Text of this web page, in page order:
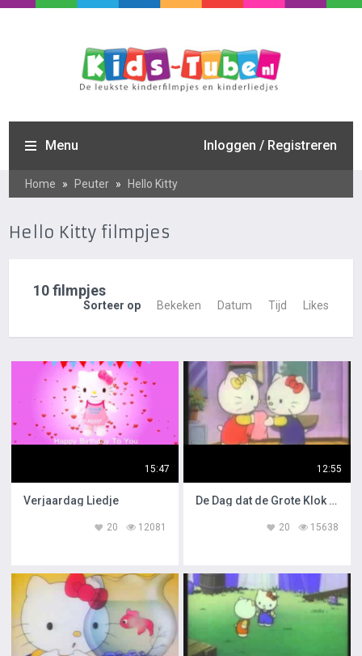
Menu Inloggen / Registreren
Home » Peuter » Hello Kitty
Hello Kitty filmpjes
10 filmpjes
Sorteer op Bekeken Datum Tijd Likes
15:47
Verjaardag Liedje
12081
20
12:55
De Dag dat de Grote Klok Stil Stond
15638
20